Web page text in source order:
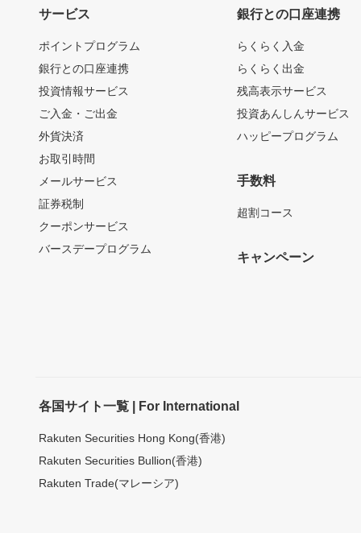
サービス
ポイントプログラム
銀行との口座連携
投資情報サービス
ご入金・ご出金
外貨決済
お取引時間
メールサービス
証券税制
クーポンサービス
バースデープログラム
銀行との口座連携
らくらく入金
らくらく出金
残高表示サービス
投資あんしんサービス
ハッピープログラム
手数料
超割コース
キャンペーン
各国サイト一覧 | For International
Rakuten Securities Hong Kong(香港)
Rakuten Securities Bullion(香港)
Rakuten Trade(マレーシア)